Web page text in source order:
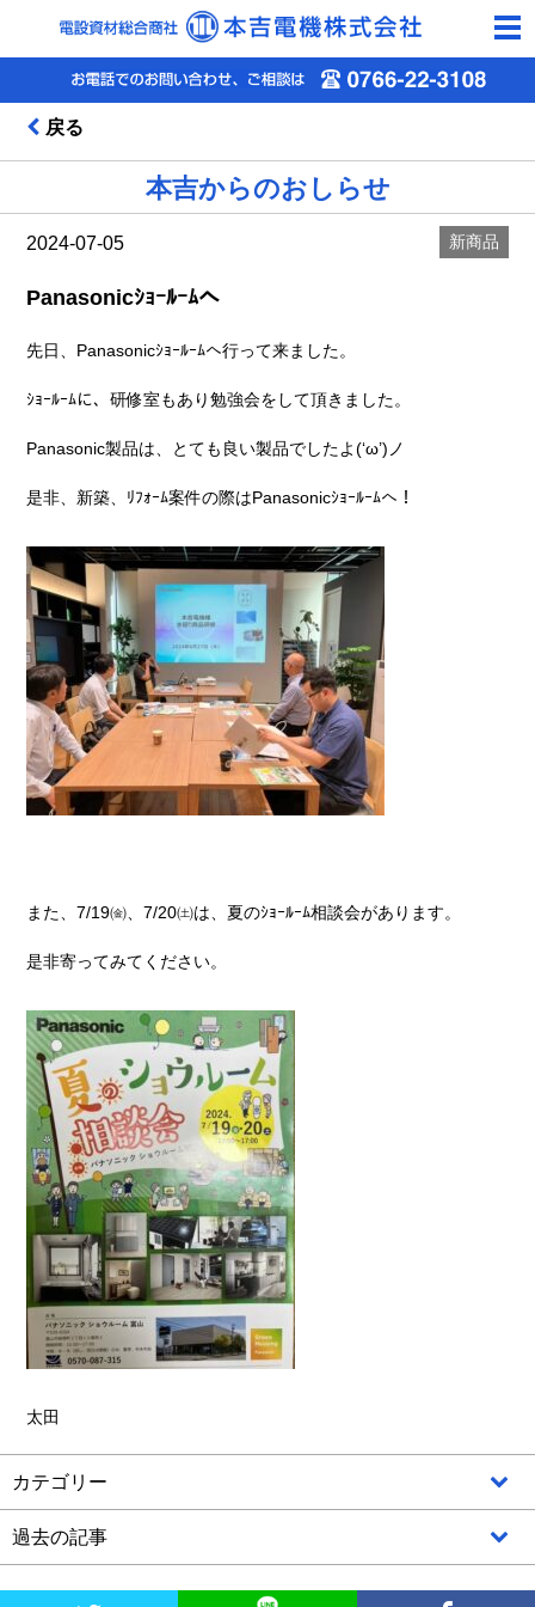
戻る
本吉からのおしらせ
2024-07-05 新商品
Panasonicｼｮｰﾙｰﾑへ
先日、Panasonicｼｮｰﾙｰﾑへ行って来ました。
ｼｮｰﾙｰﾑに、研修室もあり勉強会をして頂きました。
Panasonic製品は、とても良い製品でしたよ(‘ω’)ノ
是非、新築、ﾘﾌｫｰﾑ案件の際はPanasonicｼｮｰﾙｰﾑへ！
また、7/19㈮、7/20㈯は、夏のｼｮｰﾙｰﾑ相談会があります。
是非寄ってみてください。
太田
カテゴリー
過去の記事